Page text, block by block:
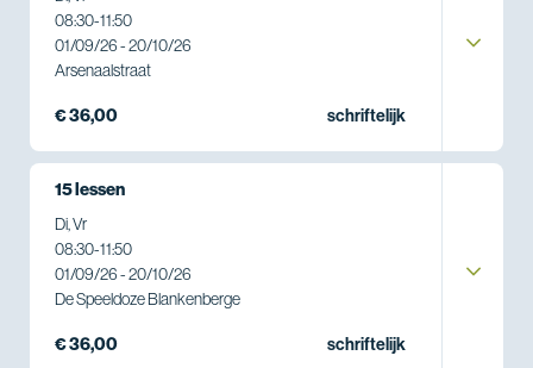
08:30-11:50
01/09/26 - 20/10/26
Arsenaalstraat
€ 36,00 schriftelijk
15 lessen
Di, Vr
08:30-11:50
01/09/26 - 20/10/26
De Speeldoze Blankenberge
€ 36,00 schriftelijk